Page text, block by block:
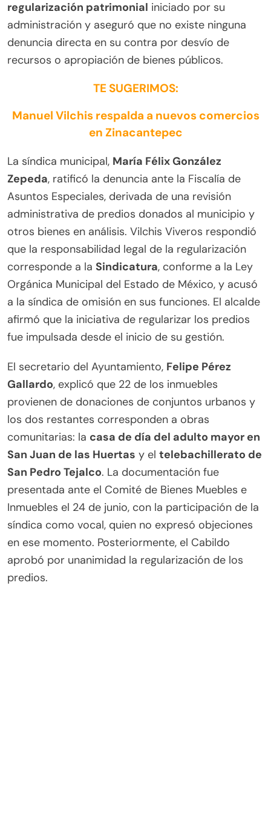
regularización patrimonial iniciado por su
administración y aseguró que no existe ninguna
denuncia directa en su contra por desvío de
recursos o apropiación de bienes públicos.
TE SUGERIMOS:
Manuel Vilchis respalda a nuevos comercios
en Zinacantepec
La síndica municipal, María Félix González
Zepeda, ratificó la denuncia ante la Fiscalía de
Asuntos Especiales, derivada de una revisión
administrativa de predios donados al municipio y
otros bienes en análisis. Vilchis Viveros respondió
que la responsabilidad legal de la regularización
corresponde a la Sindicatura, conforme a la Ley
Orgánica Municipal del Estado de México, y acusó
a la síndica de omisión en sus funciones. El alcalde
afirmó que la iniciativa de regularizar los predios
fue impulsada desde el inicio de su gestión.
El secretario del Ayuntamiento, Felipe Pérez
Gallardo, explicó que 22 de los inmuebles
provienen de donaciones de conjuntos urbanos y
los dos restantes corresponden a obras
comunitarias: la casa de día del adulto mayor en
San Juan de las Huertas y el telebachillerato de
San Pedro Tejalco. La documentación fue
presentada ante el Comité de Bienes Muebles e
Inmuebles el 24 de junio, con la participación de la
síndica como vocal, quien no expresó objeciones
en ese momento. Posteriormente, el Cabildo
aprobó por unanimidad la regularización de los
predios.